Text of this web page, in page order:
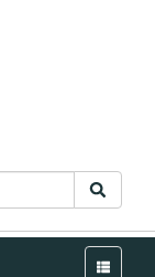
Menü